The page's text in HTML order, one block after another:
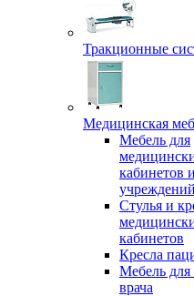
Тракционные
Медицинская
Мебель для
кабинетов и
учреждений
Стулья и
кабинетов
Кресла
Мебель для
врача